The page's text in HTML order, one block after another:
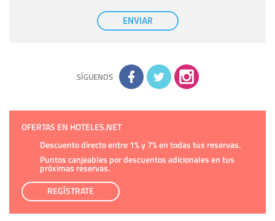
con carácter general, sólo el personal de
nuestra entidad que esté debidamente autorizado podrá
tener conocimiento de la información que le pedimos. No se
comunicarán datos a terceros.
adicional y detallada sobre cómo tratamos sus datos en la
política de privacidad
ENVIAR
SÍGUENOS
OFERTAS EN HOTELES.NET
Descuento directo entre 1% y 7% en todas tus reservas.
Puntos canjeables por descuentos adicionales en tus
próximas reservas.
REGÍSTRATE